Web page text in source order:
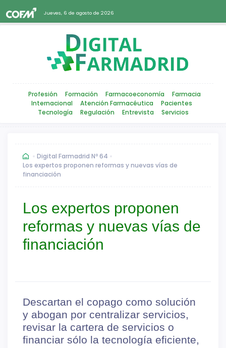
Jueves, 6 de agosto de 2026
Profesión Formación Farmacoeconomía
Farmacia
Internacional
Atención Farmacéutica
Pacientes
Tecnología
Regulación Entrevista Servicios
Digital Farmadrid Nº 64
Los expertos proponen reformas y nuevas vías de
financiación
Los expertos proponen
reformas y nuevas vías de
financiación
Descartan el copago como solución
y abogan por centralizar servicios,
revisar la cartera de servicios o
financiar sólo la tecnología eficiente,